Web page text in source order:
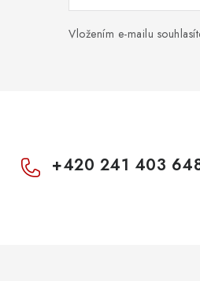
Vložením e-mailu
+420 241 403